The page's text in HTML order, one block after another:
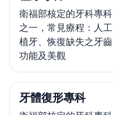
衛福部核定的牙科專科
之一，常見療程：人工
植牙、恢復缺失之牙齒
功能及美觀
牙體復形專科